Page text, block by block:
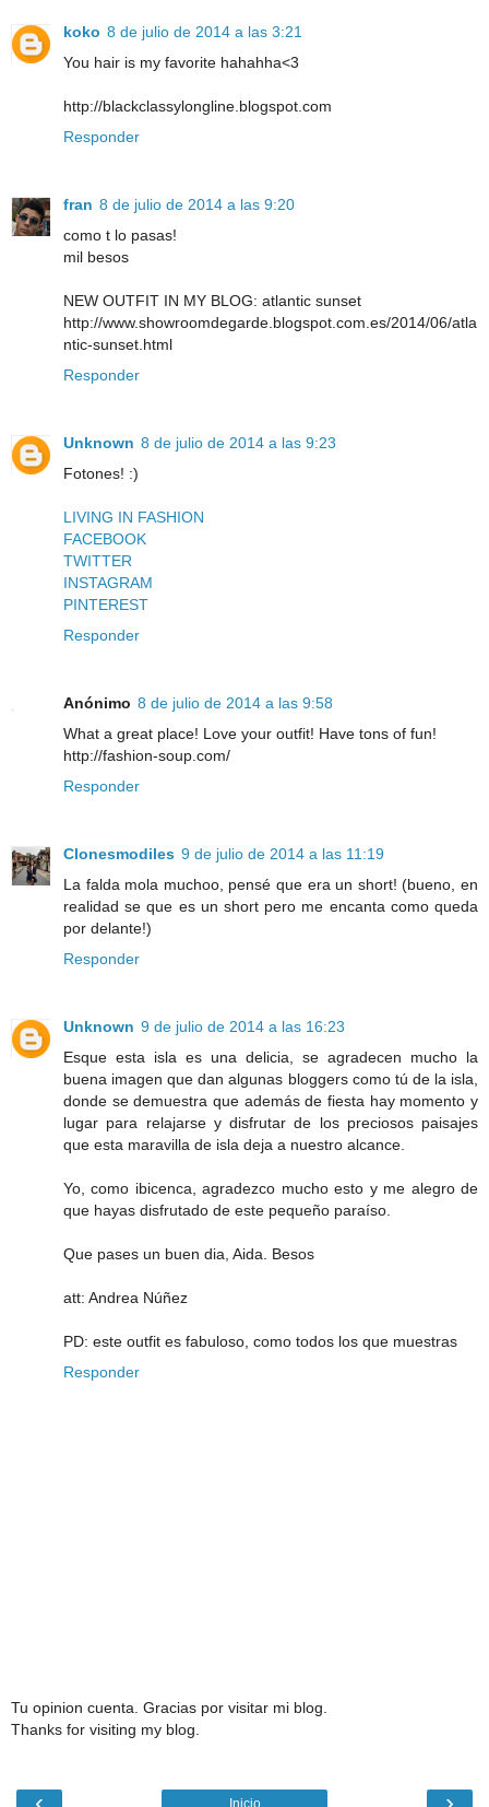
koko 8 de julio de 2014 a las 3:21
You hair is my favorite hahahha<3
http://blackclassylongline.blogspot.com
Responder
fran 8 de julio de 2014 a las 9:20
como t lo pasas!
mil besos
NEW OUTFIT IN MY BLOG: atlantic sunset
http://www.showroomdegarde.blogspot.com.es/2014/06/atla
ntic-sunset.html
Responder
Unknown 8 de julio de 2014 a las 9:23
Fotones! :)
LIVING IN FASHION
FACEBOOK
TWITTER
INSTAGRAM
PINTEREST
Responder
Anónimo 8 de julio de 2014 a las 9:58
What a great place! Love your outfit! Have tons of fun!
http://fashion-soup.com/
Responder
Clonesmodiles 9 de julio de 2014 a las 11:19
La falda mola muchoo, pensé que era un short! (bueno, en
realidad se que es un short pero me encanta como queda
por delante!)
Responder
Unknown 9 de julio de 2014 a las 16:23
Esque esta isla es una delicia, se agradecen mucho la
buena imagen que dan algunas bloggers como tú de la isla,
donde se demuestra que además de fiesta hay momento y
lugar para relajarse y disfrutar de los preciosos paisajes
que esta maravilla de isla deja a nuestro alcance.
Yo, como ibicenca, agradezco mucho esto y me alegro de
que hayas disfrutado de este pequeño paraíso.
Que pases un buen dia, Aida. Besos
att: Andrea Núñez
PD: este outfit es fabuloso, como todos los que muestras
Responder
Tu opinion cuenta. Gracias por visitar mi blog.
Thanks for visiting my blog.
Inicio